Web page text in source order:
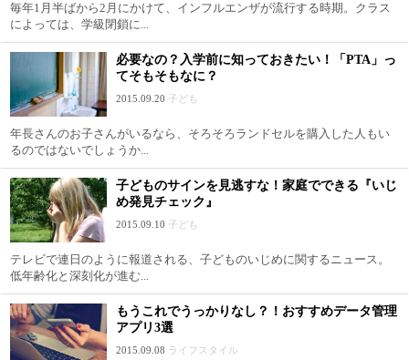
毎年1月半ばから2月にかけて、インフルエンザが流行する時期。クラス
によっては、学級閉鎖に...
必要なの？入学前に知っておきたい！「PTA」っ
てそもそもなに？
2015.09.20 子ども
年長さんのお子さんがいるなら、そろそろランドセルを購入した人もい
るのではないでしょうか...
子どものサインを見逃すな！家庭でできる『いじ
め発見チェック』
2015.09.10 子ども
テレビで連日のように報道される、子どものいじめに関するニュース。
低年齢化と深刻化が進む...
もうこれでうっかりなし？！おすすめデータ管理
アプリ3選
2015.09.08 ライフスタイル